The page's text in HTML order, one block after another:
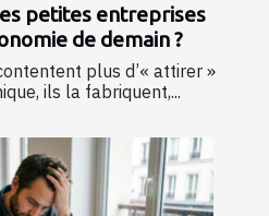
petites entreprises
de demain ?
plus d’« attirer »
ils la fabriquent,...